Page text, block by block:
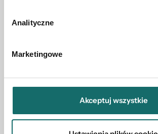
Analityczne
Marketingowe
Akceptuj wszystkie